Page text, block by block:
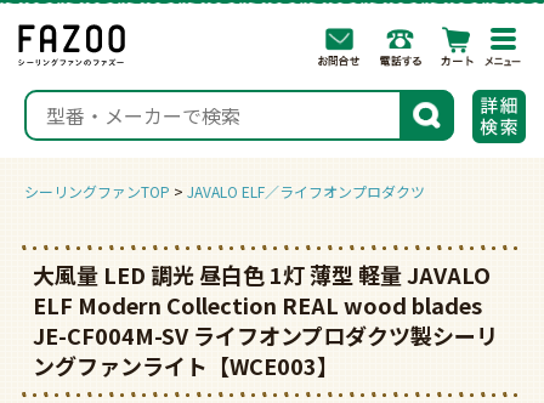
検索
シーリングファンTOP JAVALO ELF／ライフオンプロダクツ
大風量 LED 調光 昼白色 1灯 薄型 軽量 JAVALO
ELF Modern Collection REAL wood blades
JE-CF004M-SV ライフオンプロダクツ製シーリ
ングファンライト【WCE003】